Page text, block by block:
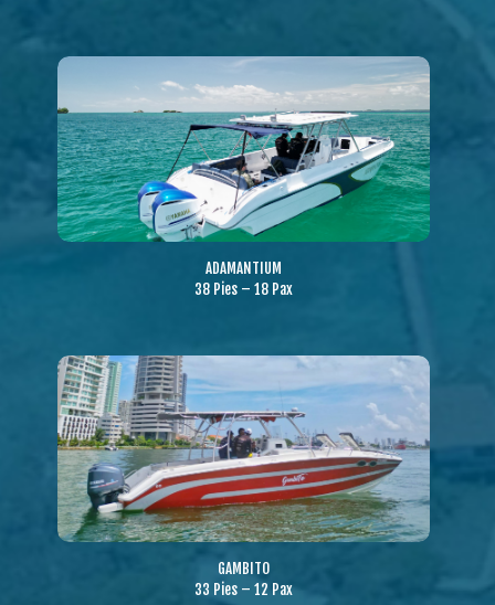
ADAMANTIUM
38 Pies – 18 Pax
GAMBITO
33 Pies – 12 Pax